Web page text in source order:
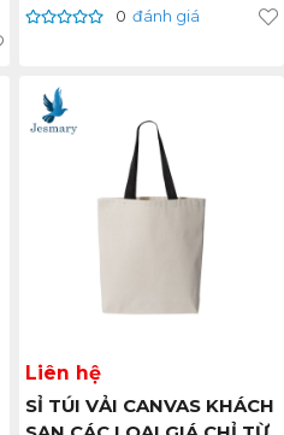
0 đánh giá
Liên hệ
SỈ TÚI VẢI CANVAS KHÁCH